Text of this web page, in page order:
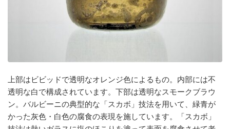
上部はビビッドで透明なオレンジ色によるもの。内部には不
透明な白で構成されています。下部は透明なスモークブラウ
ン。バルビーニの典型的な「スカボ」技法を用いて、緑青が
かった灰色・白色の腐食の表現を施しています。「スカボ」